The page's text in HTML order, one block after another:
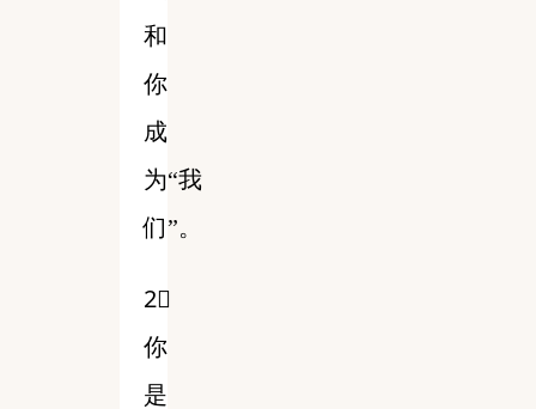
和
你
成
为“我
们”。
2⃣️
你
是